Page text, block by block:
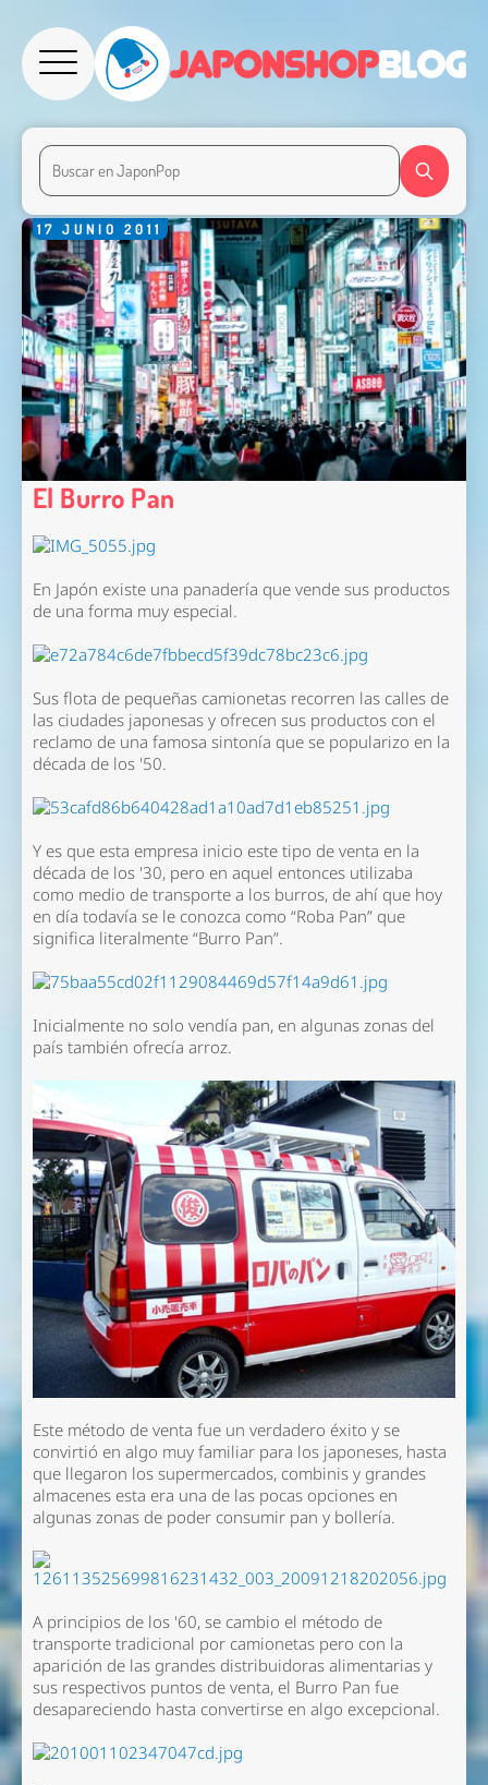
17 JUNIO 2011
El Burro Pan
En Japón existe una panadería que vende sus productos
de una forma muy especial.
Sus flota de pequeñas camionetas recorren las calles de
las ciudades japonesas y ofrecen sus productos con el
reclamo de una famosa sintonía que se popularizo en la
década de los '50.
Y es que esta empresa inicio este tipo de venta en la
década de los '30, pero en aquel entonces utilizaba
como medio de transporte a los burros, de ahí que hoy
en día todavía se le conozca como “Roba Pan” que
significa literalmente “Burro Pan”.
Inicialmente no solo vendía pan, en algunas zonas del
país también ofrecía arroz.
Este método de venta fue un verdadero éxito y se
convirtió en algo muy familiar para los japoneses, hasta
que llegaron los supermercados, combinis y grandes
almacenes esta era una de las pocas opciones en
algunas zonas de poder consumir pan y bollería.
A principios de los '60, se cambio el método de
transporte tradicional por camionetas pero con la
aparición de las grandes distribuidoras alimentarias y
sus respectivos puntos de venta, el Burro Pan fue
desapareciendo hasta convertirse en algo excepcional.